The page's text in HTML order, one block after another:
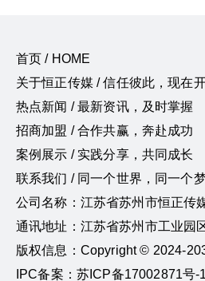
首页 / HOME
关于恒正传媒 / 信任彼此，现在
热点新闻 / 最新资讯，及时掌握
招商加盟 / 合作共赢，奔赴成功
案例展示 / 实践分享，共同成长
联系我们 / 同一个世界，同一个
公司名称：江苏省苏州市恒正传
通讯地址：江苏省苏州市工业园
版权信息：Copyright © 2024-
IPC备案：苏ICP备17002871号-1